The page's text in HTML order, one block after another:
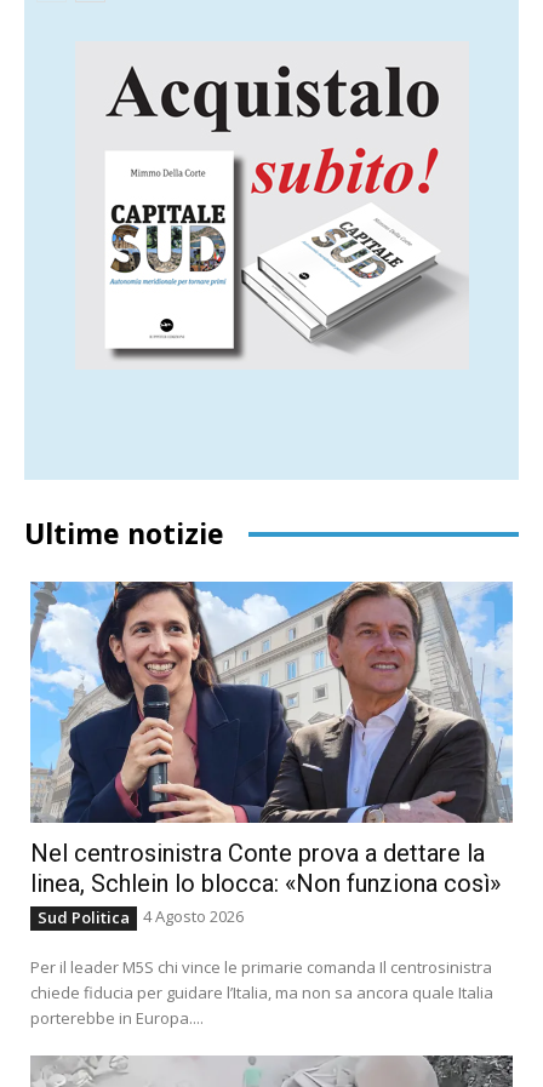
Ultime notizie
Nel centrosinistra Conte prova a dettare la
linea, Schlein lo blocca: «Non funziona così»
Sud Politica 4 Agosto 2026
Per il leader M5S chi vince le primarie comanda Il centrosinistra
chiede fiducia per guidare l’Italia, ma non sa ancora quale Italia
porterebbe in Europa....